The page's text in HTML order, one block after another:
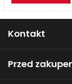
Kontakt
Przed